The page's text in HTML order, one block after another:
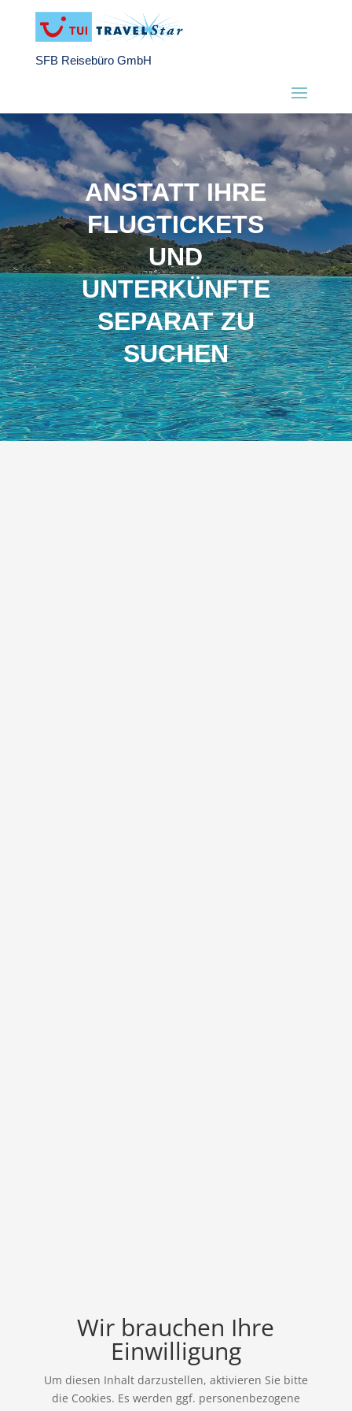
SFB Reisebüro GmbH
ANSTATT IHRE
FLUGTICKETS
UND
UNTERKÜNFTE
SEPARAT ZU
SUCHEN
Wir brauchen Ihre
Einwilligung
Um diesen Inhalt darzustellen, aktivieren Sie bitte
die Cookies. Es werden ggf. personenbezogene